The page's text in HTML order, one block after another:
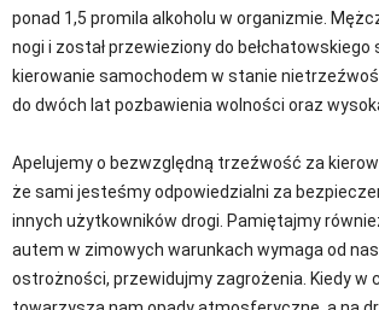
ponad 1,5 promila alkoholu w organizmie.
nogi i został przewieziony do bełchatowskiego
kierowanie samochodem w stanie
do dwóch lat pozbawienia wolności oraz
Apelujemy o bezwzględną trzeźwość za
że sami jesteśmy odpowiedzialni za
innych użytkowników drogi. Pamiętajmy
autem w zimowych warunkach wymaga od
ostrożności, przewidujmy zagrożenia. Kiedy w